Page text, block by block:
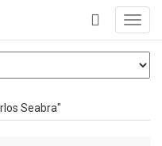
+
Seabra"